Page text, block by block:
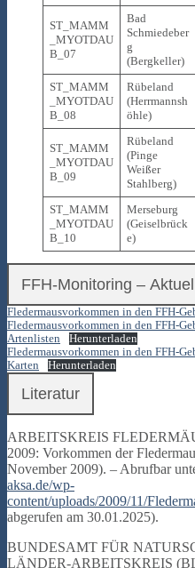
ST_MAMM
_MYOTDAU
B_07
Bad
Schmiedeber
g
(Bergkeller)
ST_MAMM
_MYOTDAU
B_08
Rübeland
(Herrmannsh
öhle)
ST_MAMM
_MYOTDAU
B_09
Rübeland
(Pinge
Weißer
Stahlberg)
ST_MAMM
_MYOTDAU
B_10
Merseburg
(Geiselbrück
e)
FFH-Monitoring –
Fledermausvorkommen in den FFH-
Fledermausvorkommen in den FFH-
Artenlisten
Herunterladen
Fledermausvorkommen in den FFH-
Karten
Herunterladen
Literatur
ARBEITSKREIS
2009: Vorkommen der
November 2009). – Abrufbar
aksa.de/wp-
content/uploads/2009/11/
abgerufen am 30.01.2025).
BUNDESAMT FÜR
LÄNDER-ARBEITSKREIS